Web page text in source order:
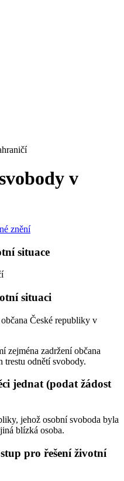
v
znění
situace
situaci
České republiky v
zejména zadržení občana
trestu odnětí svobody.
jednat (podat žádost
jehož osobní svoboda byla
blízká osoba.
pro řešení životní